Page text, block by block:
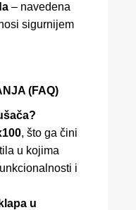
– navedena
sigurnijem
(FAQ)
, što ga čini
u kojima
i
u